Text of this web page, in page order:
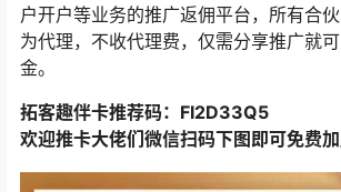
户开户等业务的推广返佣平台，所有合
为代理，不收代理费，仅需分享推广就
金。
拓客趣伴卡推荐码：FI2D33Q5
欢迎推卡大佬们微信扫码下图即可免费